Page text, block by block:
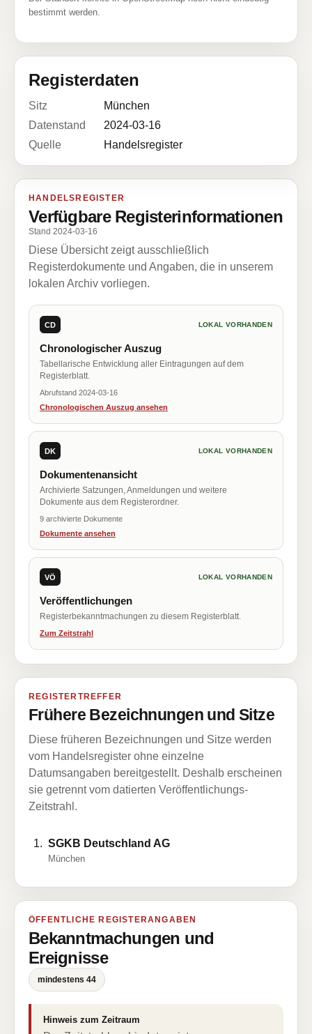
bestimmt werden.
Registerdaten
Sitz
München
Datenstand
2024-03-16
Quelle
Handelsregister
HANDELSREGISTER
Verfügbare Registerinformationen
Stand 2024-03-16
Diese Übersicht zeigt ausschließlich
Registerdokumente und Angaben, die in unserem
lokalen Archiv vorliegen.
CD LOKAL VORHANDEN
Chronologischer Auszug
Tabellarische Entwicklung aller Eintragungen auf dem
Registerblatt.
Abrufstand 2024-03-16
Chronologischen Auszug ansehen
DK LOKAL VORHANDEN
Dokumentenansicht
Archivierte Satzungen, Anmeldungen und weitere
Dokumente aus dem Registerordner.
9 archivierte Dokumente
Dokumente ansehen
VÖ LOKAL VORHANDEN
Veröffentlichungen
Registerbekanntmachungen zu diesem Registerblatt.
Zum Zeitstrahl
REGISTERTREFFER
Frühere Bezeichnungen und Sitze
Diese früheren Bezeichnungen und Sitze werden
vom Handelsregister ohne einzelne
Datumsangaben bereitgestellt. Deshalb erscheinen
sie getrennt vom datierten Veröffentlichungs-
Zeitstrahl.
SGKB Deutschland AG
München
ÖFFENTLICHE REGISTERANGABEN
Bekanntmachungen und
Ereignisse
mindestens 44
Hinweis zum Zeitraum